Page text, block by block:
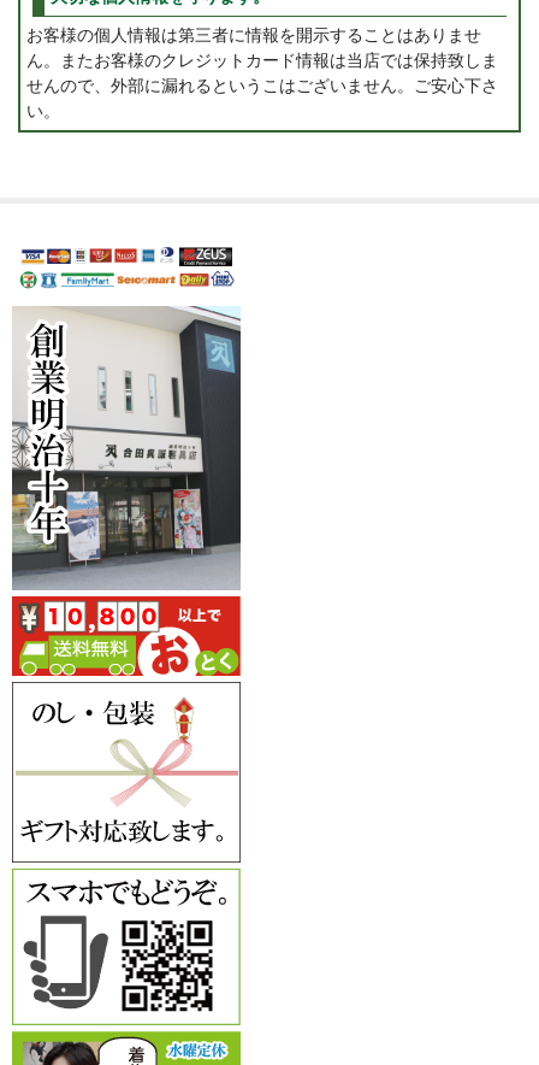
お客様の個人情報は第三者に情報を開示することはありませ
ん。またお客様のクレジットカード情報は当店では保持致しま
せんので、外部に漏れるというこはございません。ご安心下さ
い。